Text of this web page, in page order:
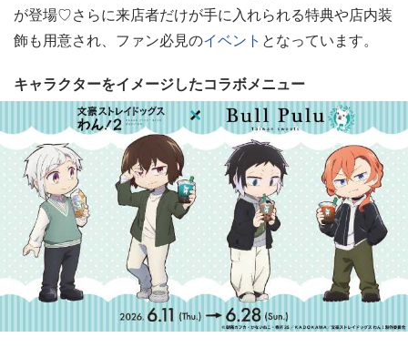
が登場♡さらに来店者だけが手に入れられる特典や店内装
飾も用意され、ファン必見のイベント となっています。
キャラクターをイメージしたコラボメニュー